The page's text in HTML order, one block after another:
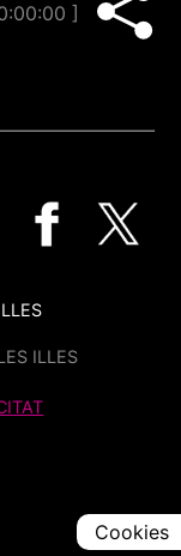
]
ILLES
Cookies